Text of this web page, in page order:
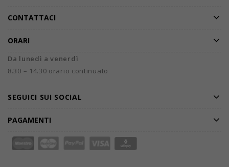
CONTATTACI
ORARI
Da lunedì a venerdì
8.30 – 14.30 orario continuato
SEGUICI SUI SOCIAL
PAGAMENTI